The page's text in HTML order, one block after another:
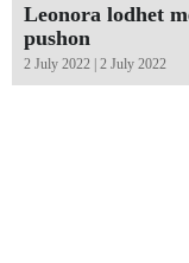
Leonora lodhet
pushon
2 July 2022 | 2 July 2022